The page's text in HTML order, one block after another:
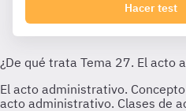
Hacer test